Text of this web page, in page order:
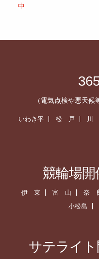
中
（電気点検や悪天候
いわき平 松 戸 川
競輪場
伊 東 富 山 奈
小松島
サテライ